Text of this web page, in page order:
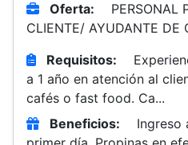
Oferta:
PERSONAL
CLIENTE/ AYUDANTE DE
Requisitos:
a 1 año en atención al
cafés o fast food. Ca...
Beneficios:
Ingreso